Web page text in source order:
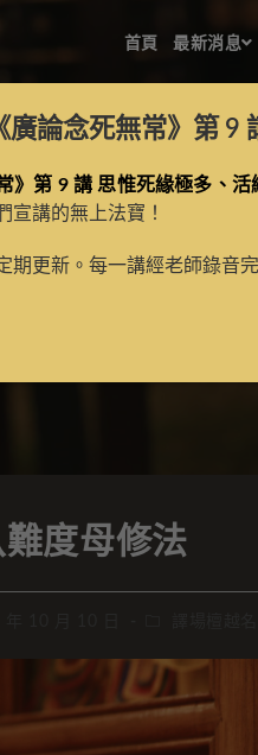
首頁 最新消息
救
難度母修法
廣論念死無常》第 9
》第 9 講 思惟死緣極多、活
宣講的無上法寶！
期更新。每一講經老師錄音